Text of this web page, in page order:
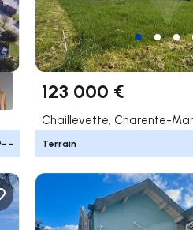
- -
123 000 €
Chaillevette, Charente-
Terrain